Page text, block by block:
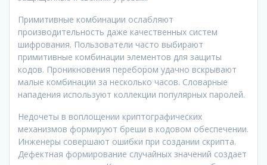
Примитивные комбинации ослабляют
производительность даже качественных систем
шифрования. Пользователи часто выбирают
примитивные комбинации элементов для защиты
кодов. Проникновения перебором удачно вскрывают
малые комбинации за несколько часов. Словарные
нападения используют коллекции популярных паролей.
Недочеты в воплощении криптографических
механизмов формируют бреши в кодовом обеспечении.
Инженеры совершают ошибки при создании скрипта.
Дефектная формирование случайных значений создает